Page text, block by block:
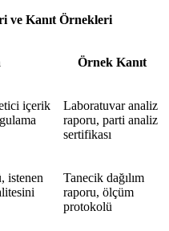
ve Kanıt Örnekleri
Örnek Kanıt
içerik
Laboratuvar analiz
raporu, parti analiz
sertifikası
istenen
Tanecik dağılım
raporu, ölçüm
protokolü